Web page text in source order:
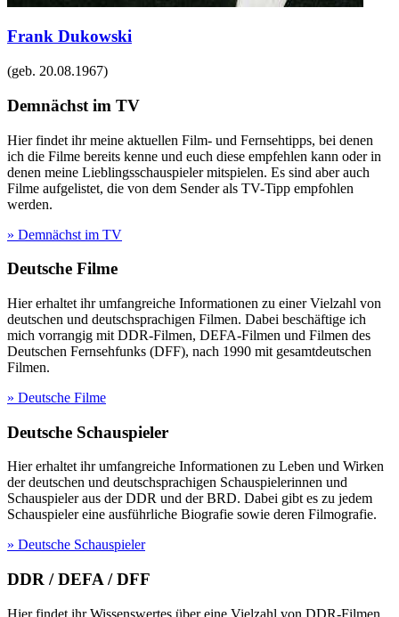
Frank Dukowski
(geb. 20.08.1967)
Demnächst im TV
Hier findet ihr meine aktuellen Film- und Fernsehtipps, bei denen
ich die Filme bereits kenne und euch diese empfehlen kann oder in
denen meine Lieblingsschauspieler mitspielen. Es sind aber auch
Filme aufgelistet, die von dem Sender als TV-Tipp empfohlen
werden.
» Demnächst im TV
Deutsche Filme
Hier erhaltet ihr umfangreiche Informationen zu einer Vielzahl von
deutschen und deutschsprachigen Filmen. Dabei beschäftige ich
mich vorrangig mit DDR-Filmen, DEFA-Filmen und Filmen des
Deutschen Fernsehfunks (DFF), nach 1990 mit gesamtdeutschen
Filmen.
» Deutsche Filme
Deutsche Schauspieler
Hier erhaltet ihr umfangreiche Informationen zu Leben und Wirken
der deutschen und deutschsprachigen Schauspielerinnen und
Schauspieler aus der DDR und der BRD. Dabei gibt es zu jedem
Schauspieler eine ausführliche Biografie sowie deren Filmografie.
» Deutsche Schauspieler
DDR / DEFA / DFF
Hier findet ihr Wissenswertes über eine Vielzahl von DDR-Filmen